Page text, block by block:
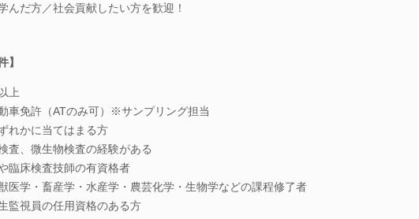
んだ方／社会貢献したい方を歓迎！
】
上
車免許（ATのみ可）※サンプリング担当
れかに当てはまる方
査、微生物検査の経験がある
臨床検査技師の有資格者
医学・畜産学・水産学・農芸化学・生物学などの課程修了者
監視員の任用資格のある方